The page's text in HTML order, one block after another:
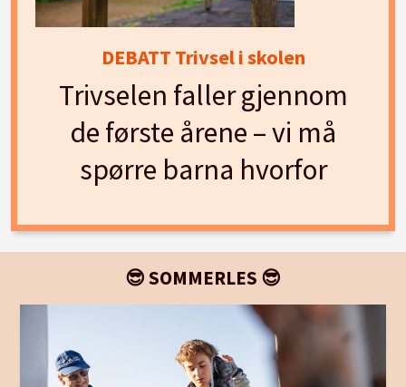
DEBATT Trivsel i skolen
Trivselen faller gjennom
de første årene – vi må
spørre barna hvorfor
😎 SOMMERLES 😎